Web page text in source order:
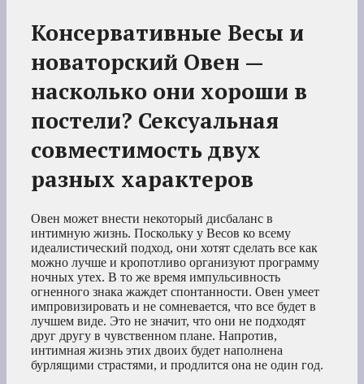
Консервативные Весы и
новаторский Овен —
насколько они хороши в
постели? Сексуальная
совместимость двух
разных характеров
Овен может внести некоторый дисбаланс в
интимную жизнь. Поскольку у Весов ко всему
идеалистический подход, они хотят сделать все как
можно лучше и кропотливо организуют программу
ночных утех. В то же время импульсивность
огненного знака жаждет спонтанности. Овен умеет
импровизировать и не сомневается, что все будет в
лучшем виде. Это не значит, что они не подходят
друг другу в чувственном плане. Напротив,
интимная жизнь этих двоих будет наполнена
бурлящими страстями, и продлится она не один год.